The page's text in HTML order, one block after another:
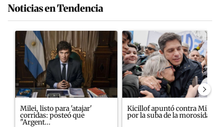
Noticias en Tendencia
Este listado muestra los artículos con más comentarios en los
Un artículo de tendencia con el título "Milei, listo para 'atajar'
Milei, listo para 'atajar'
corridas: posteó que
"Argent...
Un artículo de tendencia con
Kicillof apuntó contra Milei
por la suba de la morosida...